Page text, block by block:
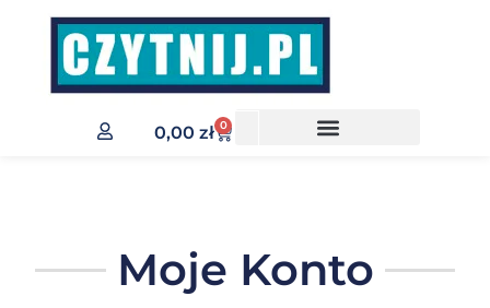
0,00zł 0
Moje Konto